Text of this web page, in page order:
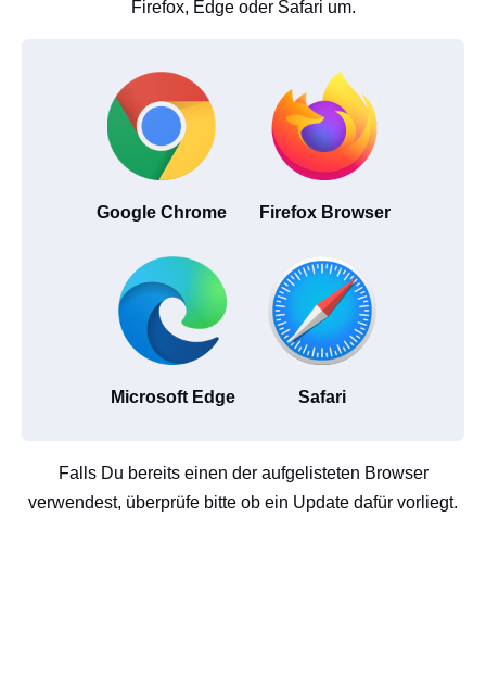
Firefox, Edge oder Safari um.
Google Chrome Firefox Browser
Microsoft Edge Safari
Falls Du bereits einen der aufgelisteten Browser
verwendest, überprüfe bitte ob ein Update dafür vorliegt.